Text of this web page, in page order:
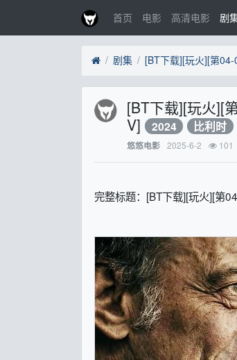
首页 电影 高清电影 剧
剧集
[BT下载][玩火][
V] 2024 比利时
悠悠电影 2025-6-2 101
完整标题：[BT下载][玩火][第